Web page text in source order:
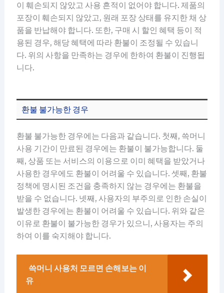
이 훼손되지 않았고 사용 흔적이 없어야 합니다. 제품의
포장이 훼손되지 않았고, 원래 포장 상태를 유지한 채 상
품을 반납해야 합니다. 또한, 구매 시 할인 혜택 등이 적
용된 경우, 해당 혜택에 따라 환불이 조정될 수 있습니
다. 위의 사항을 만족하는 경우에 한하여 환불이 진행됩
니다.
환불 불가능한 경우
환불 불가능한 경우에는 다음과 같습니다. 첫째, 쓱머니
사용 기간이 만료된 경우에는 환불이 불가능합니다. 둘
째, 상품 또는 서비스의 이용으로 이미 혜택을 받았거나
사용한 경우에도 환불이 어려울 수 있습니다. 셋째, 환불
정책에 명시된 조건을 충족하지 않는 경우에는 환불을
받을 수 없습니다. 넷째, 사용자의 부주의로 인한 손실이
발생한 경우에는 환불이 어려울 수 있습니다. 위와 같은
이유로 환불이 불가능한 경우가 있으니, 사용자는 주의
하여 이를 숙지해야 합니다.
쓱머니 사용처 모르면 손해보는 이
유